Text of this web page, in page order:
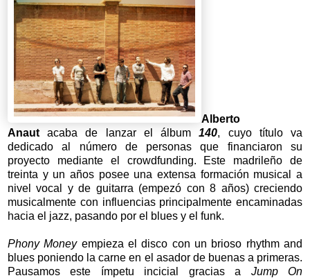
Alberto
Anaut acaba de lanzar el álbum140, cuyo título va
dedicado al número de personas que financiaron su
proyecto mediante el crowdfunding. Este madrileño de
treinta y un años posee una extensa formación musical a
nivel vocal y de guitarra (empezó con 8 años) creciendo
musicalmente con influencias principalmente encaminadas
hacia el jazz, pasando por el blues y el funk.
Phony Moneyempieza el disco con un brioso rhythm and
blues poniendo la carne en el asador de buenas a primeras.
Pausamos este ímpetu incicial gracias a Jump On